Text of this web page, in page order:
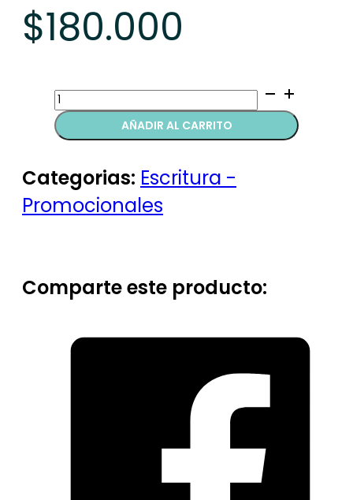
$180.000
Bolígrafos
Plásticos
quantity
AÑADIR AL CARRITO
Categorias: Escritura -
Promocionales
Comparte este producto: